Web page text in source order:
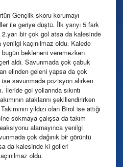
Gençlik skoru korumayı
ile geriye düştü. İlk yarıyı 5 fark
bir çok gol atsa da kalesinde
kaçınılmaz oldu. Kalede
bekleneni veremezken
aldı. Savunmada çok çabuk
elinden geleni yapsa da çok
savunmada pozisyon alırken
İleride gol yollarında sıkıntı
ataklarını şekillendirirken
yıldızı olan Birol ise attığı
sokmaya çalışsa da takım
alamayınca yenilgi
çok dağınık bir görüntü
da kalesinde ki golleri
oldu.